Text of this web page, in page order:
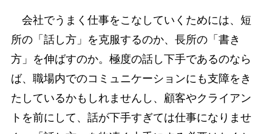
会社でうまく仕事をこなしていくためには、短
所の「話し方」を克服するのか、長所の「書き
方」を伸ばすのか。極度の話し下手であるのなら
ば、職場内でのコミュニケーションにも支障をき
たしているかもしれませんし、顧客やクライアン
トを前にして、話が下手すぎては仕事になりませ